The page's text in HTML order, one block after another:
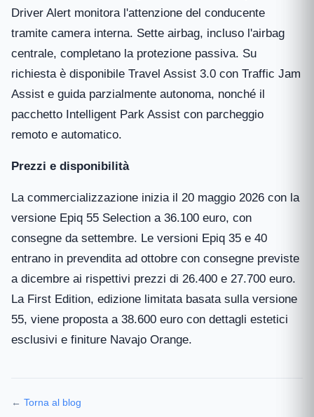
Driver Alert monitora l'attenzione del conducente
tramite camera interna. Sette airbag, incluso l'airbag
centrale, completano la protezione passiva. Su
richiesta è disponibile Travel Assist 3.0 con Traffic Jam
Assist e guida parzialmente autonoma, nonché il
pacchetto Intelligent Park Assist con parcheggio
remoto e automatico.
Prezzi e disponibilità
La commercializzazione inizia il 20 maggio 2026 con la
versione Epiq 55 Selection a 36.100 euro, con
consegne da settembre. Le versioni Epiq 35 e 40
entrano in prevendita ad ottobre con consegne previste
a dicembre ai rispettivi prezzi di 26.400 e 27.700 euro.
La First Edition, edizione limitata basata sulla versione
55, viene proposta a 38.600 euro con dettagli estetici
esclusivi e finiture Navajo Orange.
← Torna al blog